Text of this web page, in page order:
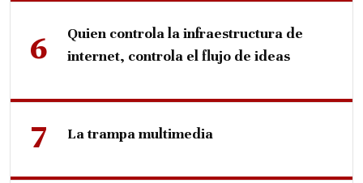
Quien controla la infraestructura de
internet, controla el flujo de ideas
La trampa multimedia